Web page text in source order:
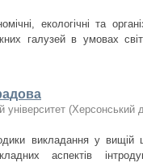
екологічні та
галузей в умовах
університет (Херсонський
викладання у вищій
аспектів